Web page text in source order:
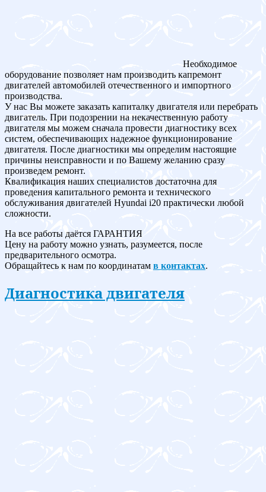
Необходимое
оборудование позволяет нам производить капремонт
двигателей автомобилей отечественного и импортного
производства.
У нас Вы можете заказать капиталку двигателя или перебрать
двигатель. При подозрении на некачественную работу
двигателя мы можем сначала провести диагностику всех
систем, обеспечивающих надежное функционирование
двигателя. После диагностики мы определим настоящие
причины неисправности и по Вашему желанию сразу
произведем ремонт.
Квалификация наших специалистов достаточна для
проведения капитального ремонта и технического
обслуживания двигателей Hyundai i20 практически любой
сложности.
На все работы даётся ГАРАНТИЯ
Цену на работу можно узнать, разумеется, после
предварительного осмотра.
Обращайтесь к нам по координатам в контактах.
Диагностика двигателя